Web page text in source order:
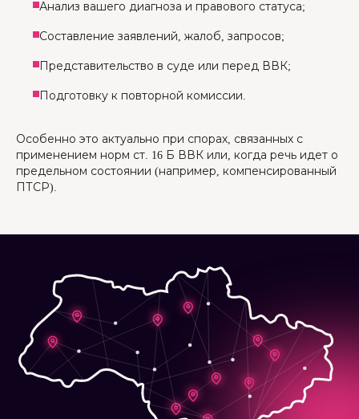
Анализ вашего диагноза и правового статуса;
Составление заявлений, жалоб, запросов;
Представительство в суде или перед ВВК;
Подготовку к повторной комиссии.
Особенно это актуально при спорах, связанных с
применением норм ст. 16 Б ВВК или, когда речь идет о
предельном состоянии (например, компенсированный
ПТСР).